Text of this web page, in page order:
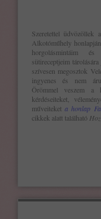
Szeretettel
Alkotóműhely
horgolásmintáim
sütireceptjeim
szívesen megosztok
ingyenes és nem
Örömmel veszem a
kérdéseiteket,
műveiteket a honlap
cikkek alatt található